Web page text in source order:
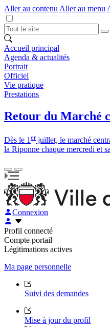
Aller au contenu Aller au menu
Accueil principal
Agenda & actualités
Portrait
Officiel
Vie pratique
Prestations
Retour du Marché
Dès le 1 erjuillet, le marché
la Riponne chaque mercredi et
Connexion
Profil connecté
Compte portail
Légitimations actives
Ma page personnelle
Suivi des demandes
Mise à jour du profil